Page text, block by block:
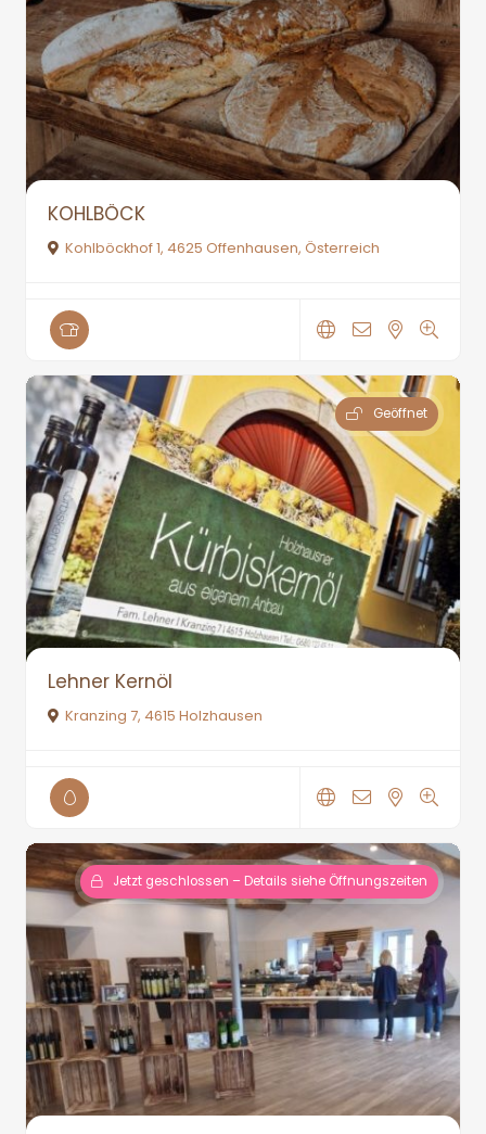
KOHLBÖCK
Kohlböckhof 1, 4625 Offenhausen, Österreich
Geöffnet
Lehner Kernöl
Kranzing 7, 4615 Holzhausen
Jetzt geschlossen – Details siehe Öffnungszeiten